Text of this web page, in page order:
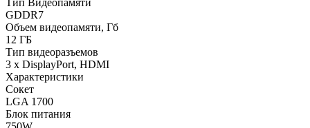
Тип Видеопамяти
GDDR7
Объем видеопамяти, Гб
12 ГБ
Тип видеоразъемов
3 x DisplayPort, HDMI
Характеристики
Сокет
LGA 1700
Блок питания